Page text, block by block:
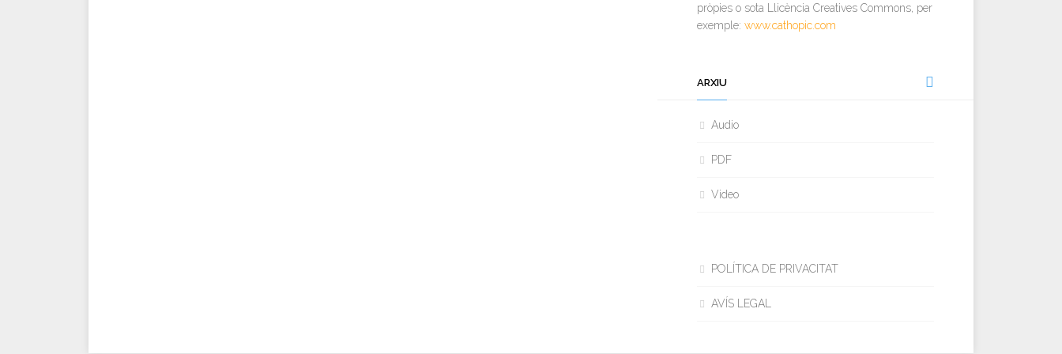
pròpies o sota Llicència Creatives Commons, per
exemple: www.cathopic.com
ARXIU
Audio
PDF
Video
POLÍTICA DE PRIVACITAT
AVÍS LEGAL